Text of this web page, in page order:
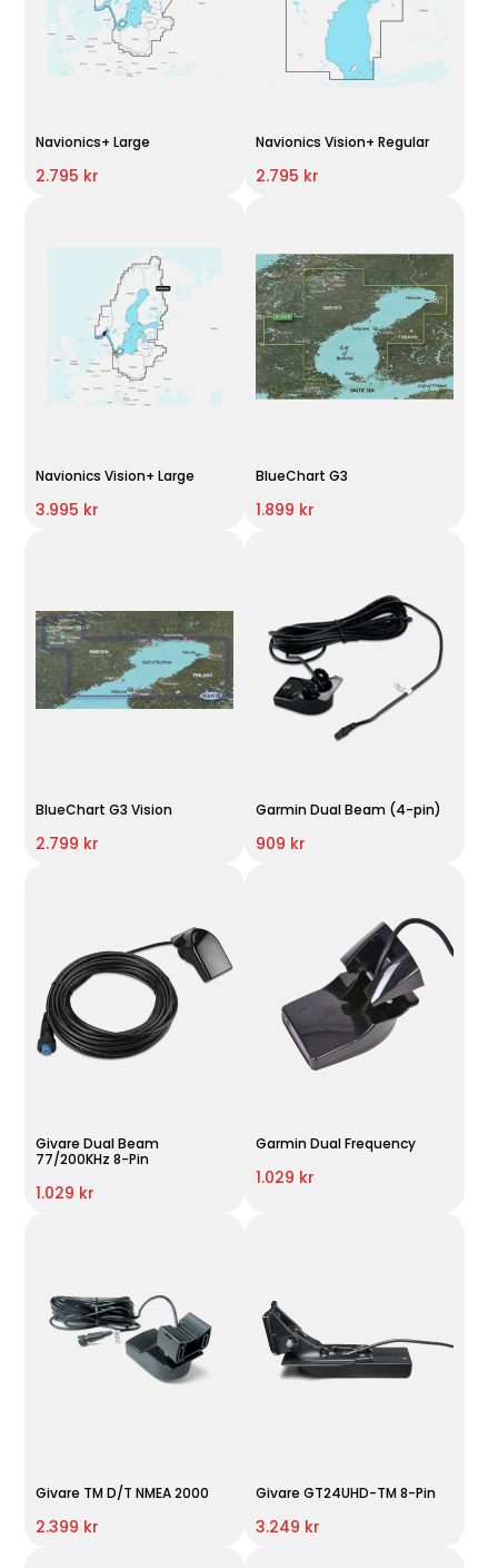
Navionics+ Large
2.795 kr
Navionics Vision+ Regular
2.795 kr
Navionics Vision+ Large
3.995 kr
BlueChart G3
1.899 kr
BlueChart G3 Vision
2.799 kr
Garmin Dual Beam (4-pin)
909 kr
Givare Dual Beam
77/200KHz 8-Pin
1.029 kr
Garmin Dual Frequency
1.029 kr
Givare TM D/T NMEA 2000
2.399 kr
Givare GT24UHD-TM 8-Pin
3.249 kr